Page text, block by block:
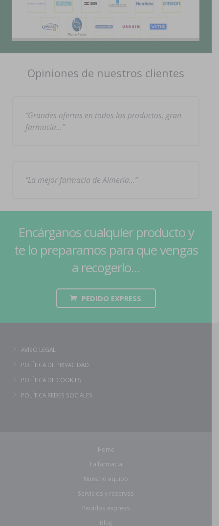
Opiniones de nuestros clientes
Grandes ofertas en todos los productos, gran
farmacia…
La mejor farmacia de Almería…
Encárganos cualquier producto y
te lo preparamos para que vengas
a recogerlo...
PEDIDO EXPRESS
AVISO LEGAL
POLÍTICA DE PRIVACIDAD
POLÍTICA DE COOKIES
POLÍTICA REDES SOCIALES
Home
La farmacia
Nuestro equipo
Servicios y reservas
Pedidos express
Blog